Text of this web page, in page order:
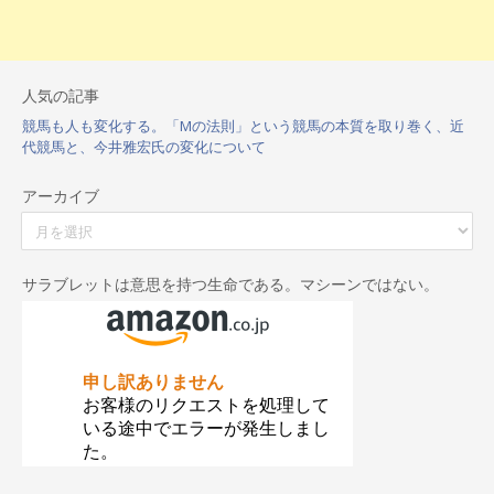
人気の記事
競馬も人も変化する。「Mの法則」という競馬の本質を取り巻く、近
代競馬と、今井雅宏氏の変化について
アーカイブ
イ
サラブレットは意思を持つ生命である。マシーンではない。